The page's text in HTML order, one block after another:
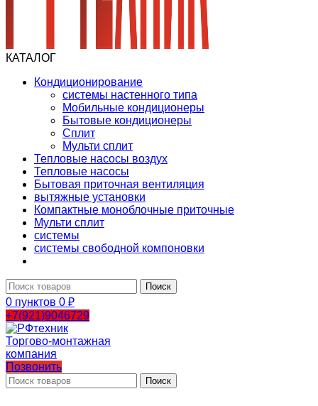
КАТАЛОГ
Кондиционирование
системы настенного типа
Мобильные кондиционеры
Бытовые кондиционеры
Сплит
Мульти сплит
Тепловые насосы воздух
Тепловые насосы
Бытовая приточная вентиляция
вытяжные установки
Компактные моноблочные приточные
Мульти сплит
системы
системы свободной компоновки
Поиск
0 пунктов 0 ₽
+7(921)9046729
Позвонить
Поиск